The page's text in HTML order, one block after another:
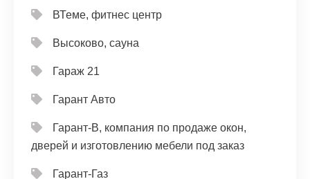
ВТеме, фитнес центр
Высоково, сауна
Гараж 21
Гарант Авто
Гарант-В, компания по продаже окон,
дверей и изготовлению мебели под заказ
Гарант-Газ